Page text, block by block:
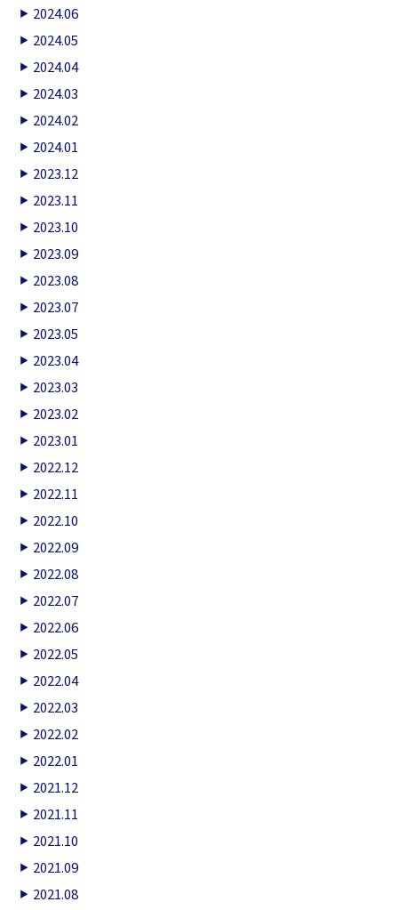
2024.06
2024.05
2024.04
2024.03
2024.02
2024.01
2023.12
2023.11
2023.10
2023.09
2023.08
2023.07
2023.05
2023.04
2023.03
2023.02
2023.01
2022.12
2022.11
2022.10
2022.09
2022.08
2022.07
2022.06
2022.05
2022.04
2022.03
2022.02
2022.01
2021.12
2021.11
2021.10
2021.09
2021.08